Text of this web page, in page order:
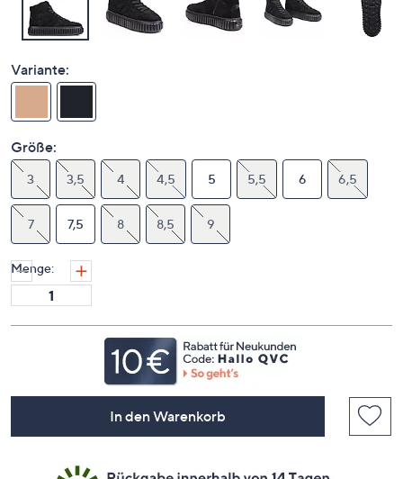
Variante:
Größe:
3 3,5 4 4,5 5 5,5 6 6,5
7 7,5 8 8,5 9
Menge:
In den Warenkorb